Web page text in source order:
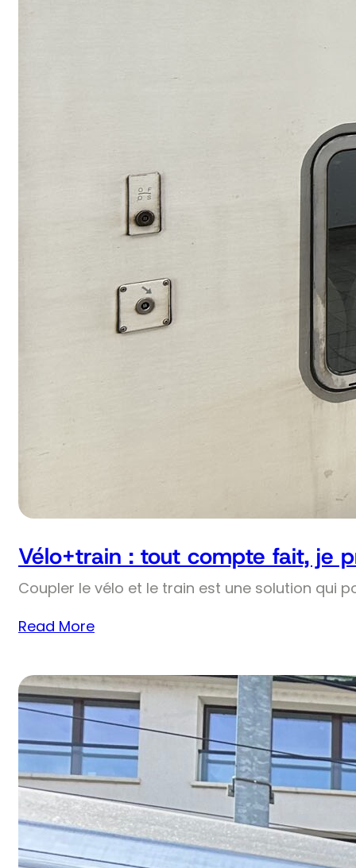
Vélo+train : tout compte fait, je
Coupler le vélo et le train est une solution qui
Read More